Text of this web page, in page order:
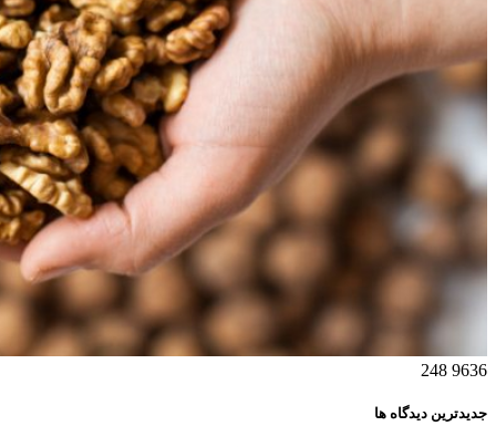
9636
248
جدیدترین دیدگاه ها